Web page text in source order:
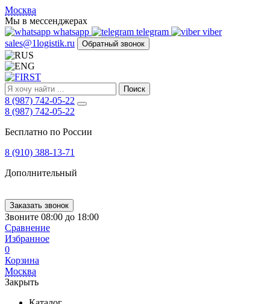
FIRST
Адрес
и
телефон:
Москва,
Алтуфьевское
ш.
д.
48,
корпус
2,
офис
127549
Россия
250-
21-
51,
E-
mail:
sales@1Logistik.ru
Москва
Мы в мессенджерах
whatsapp
telegram
viber
sales@1logistik.ru
Обратный звонок
Поиск
8 (987) 742-05-22
8 (987) 742-05-22
Бесплатно по России
8 (910) 388-13-71
Дополнительный
Заказать звонок
Звоните 08:00 до 18:00
Сравнение
Избранное
0
Корзина
Москва
Закрыть